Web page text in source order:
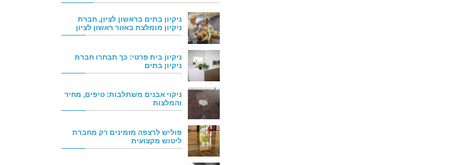
ניקיון בתים בראשון לציון, חברת
ניקיון מומלצת באזור ראשון לציון
ניקיון בית פרטי: כך תבחרו חברת
ניקיון בתים
ניקוי אבנים משתלבות: טיפים, מחיר
והמלצות
פוליש לרצפה מזמינים רק מחברת
ליטוש מקצועית